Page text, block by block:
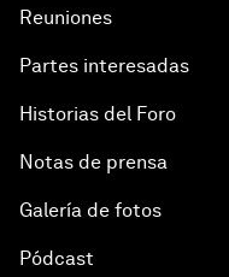
Reuniones
Partes interesadas
Historias del Foro
Notas de prensa
Galería de fotos
Pódcast